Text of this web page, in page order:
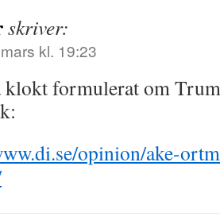
skriver:
kl. 19:23
klokt formulerat om
opinion/ake-